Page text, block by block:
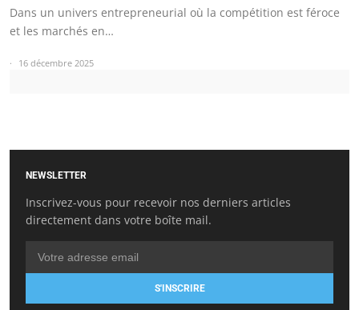
Dans un univers entrepreneurial où la compétition est féroce
et les marchés en…
16 décembre 2025
NEWSLETTER
Inscrivez-vous pour recevoir nos derniers articles
directement dans votre boîte mail.
S'INSCRIRE